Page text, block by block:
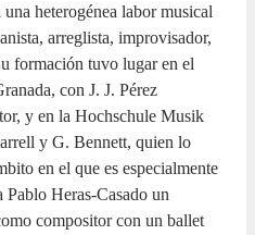
heterogénea labor musical
arreglista, improvisador,
formación tuvo lugar en el
con J. J. Pérez
y en la Hochschule Musik
y G. Bennett, quien lo
en el que es especialmente
Heras-Casado un
compositor con un ballet